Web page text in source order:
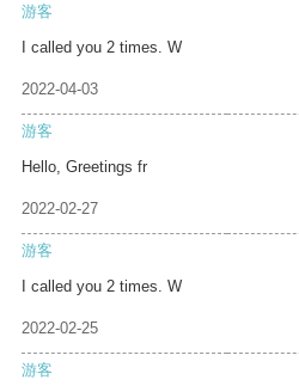
游客
I called you 2 times. W
2022-04-03
游客
Hello, Greetings fr
2022-02-27
游客
I called you 2 times. W
2022-02-25
游客